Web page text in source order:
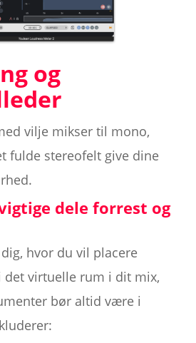
og
vilje mikser til mono,
fulde stereofelt give dine
dele forrest og
hvor du vil placere
virtuelle rum i dit mix,
bør altid være i